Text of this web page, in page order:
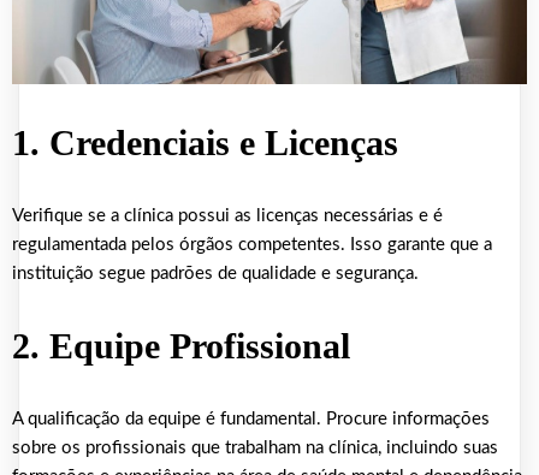
1. Credenciais e Licenças
Verifique se a clínica possui as licenças necessárias e é
regulamentada pelos órgãos competentes. Isso garante que a
instituição segue padrões de qualidade e segurança.
2. Equipe Profissional
A qualificação da equipe é fundamental. Procure informações
sobre os profissionais que trabalham na clínica, incluindo suas